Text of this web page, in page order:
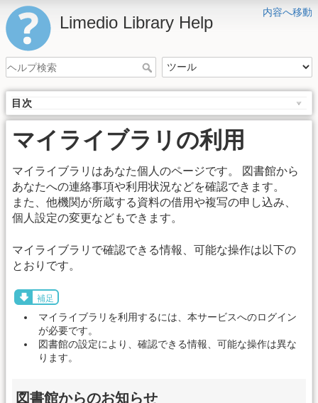
内容へ移動
Limedio Library Help
目次
マイライブラリの利用
マイライブラリはあなた個人のページです。 図書館から
あなたへの連絡事項や利用状況などを確認できます。
また、他機関が所蔵する資料の借用や複写の申し込み、
個人設定の変更などもできます。
マイライブラリで確認できる情報、可能な操作は以下の
とおりです。
補足
マイライブラリを利用するには、本サービスへのログイン
が必要です。
図書館の設定により、確認できる情報、可能な操作は異な
ります。
図書館からのお知らせ